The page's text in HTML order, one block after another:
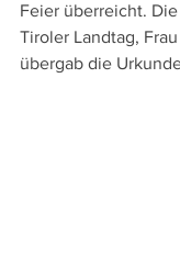
Feier überreicht.
Tiroler Landtag,
übergab die